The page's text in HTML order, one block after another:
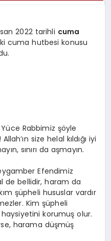
2022 tarihli cuma
cuma hutbesi konusu
Rabbimiz şöyle
size helal kıldığı iyi
sınırı da aşmayın.
Efendimiz
de bellidir, haram da
şüpheli hususlar vardır
Kim şüpheli
haysiyetini korumuş olur.
harama düşmüş